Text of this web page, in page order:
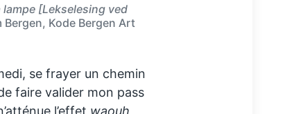
[Lekselesing ved
Kode Bergen Art
se frayer un chemin
faire valider mon pass
l’effet waouh